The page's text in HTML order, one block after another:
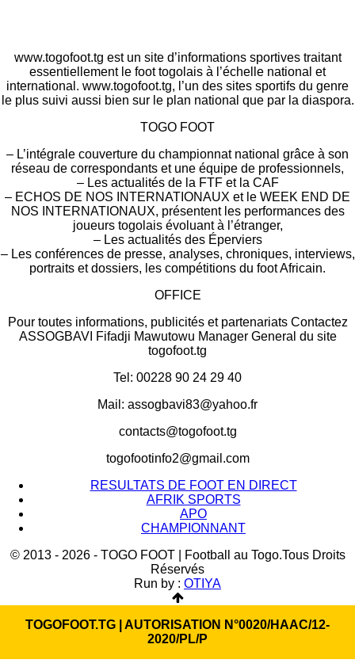
www.togofoot.tg est un site d’informations sportives traitant
essentiellement le foot togolais à l’échelle national et
international. www.togofoot.tg, l’un des sites sportifs du genre
le plus suivi aussi bien sur le plan national que par la diaspora.
TOGO FOOT
– L’intégrale couverture du championnat national grâce à son
réseau de correspondants et une équipe de professionnels,
– Les actualités de la FTF et la CAF
– ECHOS DE NOS INTERNATIONAUX et le WEEK END DE
NOS INTERNATIONAUX, présentent les performances des
joueurs togolais évoluant à l’étranger,
– Les actualités des Éperviers
– Les conférences de presse, analyses, chroniques, interviews,
portraits et dossiers, les compétitions du foot Africain.
OFFICE
Pour toutes informations, publicités et partenariats Contactez
ASSOGBAVI Fifadji Mawutowu Manager General du site
togofoot.tg
Tel: 00228 90 24 29 40
Mail: assogbavi83@yahoo.fr
contacts@togofoot.tg
togofootinfo2@gmail.com
RESULTATS DE FOOT EN DIRECT
AFRIK SPORTS
APO
CHAMPIONNANT
© 2013 - 2026 - TOGO FOOT | Football au Togo.Tous Droits
Réservés
Run by : OTIYA
TOGOFOOT.TG | AUTORISATION N°0020/HAAC/12-
2020/PL/P